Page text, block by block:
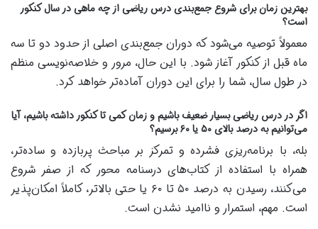
بهترین زمان برای شروع جمع‌بندی درس ریاضی از چه ماهی در سال کنکور
است؟
معمولاً توصیه می‌شود که دوران جمع‌بندی اصلی از حدود دو تا سه
ماه قبل از کنکور آغاز شود. با این حال، مرور و خلاصه‌نویسی منظم
در طول سال، شما را برای این دوران آماده‌تر خواهد کرد.
اگر در درس ریاضی بسیار ضعیف باشیم و زمان کمی تا کنکور داشته باشیم، آیا
می‌توانیم به درصد بالای ۵۰ یا ۶۰ برسیم؟
بله، با برنامه‌ریزی فشرده و تمرکز بر مباحث پربازده و ساده‌تر،
همراه با استفاده از کتاب‌های درسنامه محور که از صفر شروع
می‌کنند، رسیدن به درصد ۵۰ تا ۶۰ یا حتی بالاتر، کاملاً امکان‌پذیر
است. مهم، استمرار و ناامید نشدن است.